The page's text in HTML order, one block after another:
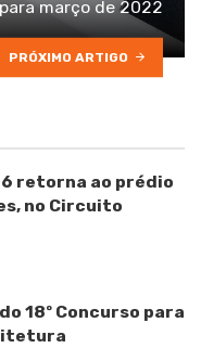
março de 2022
PRÓXIMO ARTIGO
retorna ao prédio
no Circuito
18º Concurso para